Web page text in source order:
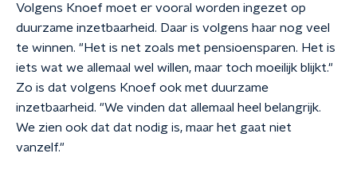
Volgens Knoef moet er vooral worden ingezet op
duurzame inzetbaarheid. Daar is volgens haar nog veel
te winnen. "Het is net zoals met pensioensparen. Het is
iets wat we allemaal wel willen, maar toch moeilijk blijkt."
Zo is dat volgens Knoef ook met duurzame
inzetbaarheid. "We vinden dat allemaal heel belangrijk.
We zien ook dat dat nodig is, maar het gaat niet
vanzelf."